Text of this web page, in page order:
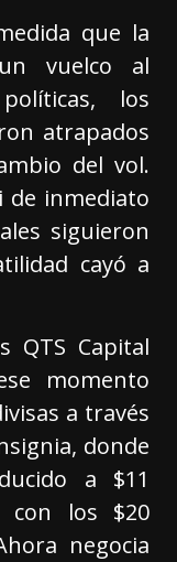
que la
vuelco al
los
atrapados
del vol.
de inmediato
siguieron
cayó a
QTS Capital
momento
a través
donde
a $11
con los $20
negocia